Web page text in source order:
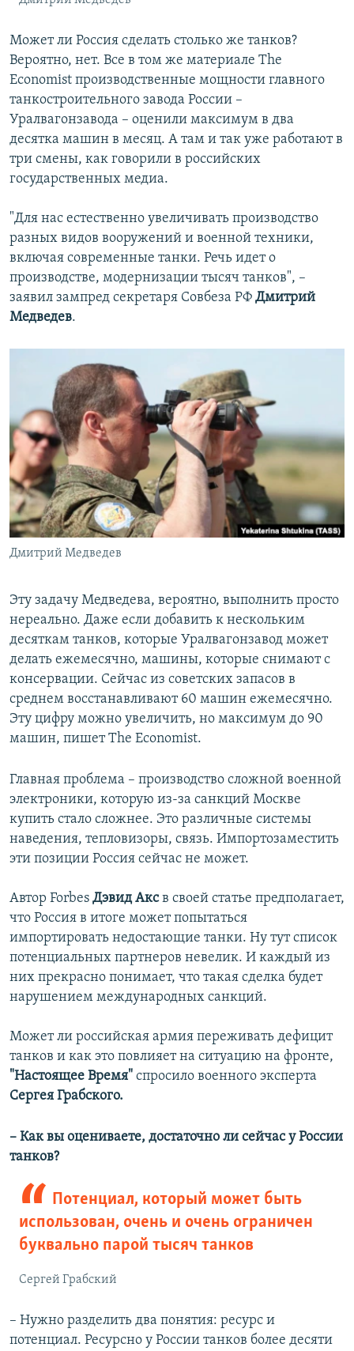
Может ли Россия сделать столько же танков?
Вероятно, нет. Все в том же материале The
Economist производственные мощности главного
танкостроительного завода России –
Уралвагонзавода – оценили максимум в два
десятка машин в месяц. А там и так уже работают в
три смены, как говорили в российских
государственных медиа.
"Для нас естественно увеличивать производство
разных видов вооружений и военной техники,
включая современные танки. Речь идет о
производстве, модернизации тысяч танков", –
заявил зампред секретаря Совбеза РФ Дмитрий
Медведев.
Дмитрий Медведев
Эту задачу Медведева, вероятно, выполнить просто
нереально. Даже если добавить к нескольким
десяткам танков, которые Уралвагонзавод может
делать ежемесячно, машины, которые снимают с
консервации. Сейчас из советских запасов в
среднем восстанавливают 60 машин ежемесячно.
Эту цифру можно увеличить, но максимум до 90
машин, пишет The Economist.
Главная проблема – производство сложной военной
электроники, которую из-за санкций Москве
купить стало сложнее. Это различные системы
наведения, тепловизоры, связь. Импортозаместить
эти позиции Россия сейчас не может.
Автор Forbes Дэвид Аксв своей статье предполагает,
что Россия в итоге может попытаться
импортировать недостающие танки. Ну тут список
потенциальных партнеров невелик. И каждый из
них прекрасно понимает, что такая сделка будет
нарушением международных санкций.
Может ли российская армия переживать дефицит
танков и как это повлияет на ситуацию на фронте,
"Настоящее Время" спросило военного эксперта
Сергея Грабского.
– Как вы оцениваете, достаточно ли сейчас у России
танков?
Потенциал, который может быть
использован, очень и очень ограничен
буквально парой тысяч танков
Сергей Грабский
– Нужно разделить два понятия: ресурс и
потенциал. Ресурсно у России танков более десяти